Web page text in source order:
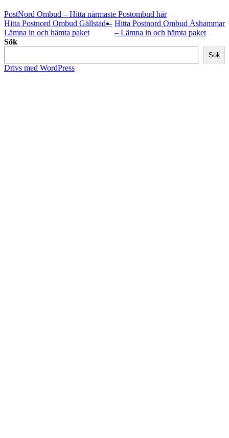
PostNord Ombud – Hitta närmaste Postombud här
Hitta Postnord Ombud Gällstad –
Lämna in och hämta paket
Hitta Postnord Ombud Åshammar
– Lämna in och hämta paket
Sök
Sök
Drivs med WordPress